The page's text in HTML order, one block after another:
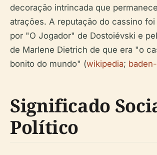
decoração intrincada que
atrações. A reputação do cassino foi
por "O Jogador" de Dostoiévski e
de Marlene Dietrich de que era "o
bonito do mundo" (wikipedia;
Significado
Político